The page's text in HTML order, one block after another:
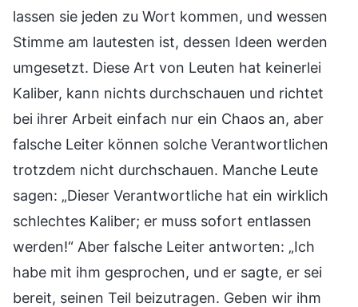
lassen sie jeden zu Wort kommen, und wessen
Stimme am lautesten ist, dessen Ideen werden
umgesetzt. Diese Art von Leuten hat keinerlei
Kaliber, kann nichts durchschauen und richtet
bei ihrer Arbeit einfach nur ein Chaos an, aber
falsche Leiter können solche Verantwortlichen
trotzdem nicht durchschauen. Manche Leute
sagen: „Dieser Verantwortliche hat ein wirklich
schlechtes Kaliber; er muss sofort entlassen
werden!“ Aber falsche Leiter antworten: „Ich
habe mit ihm gesprochen, und er sagte, er sei
bereit, seinen Teil beizutragen. Geben wir ihm